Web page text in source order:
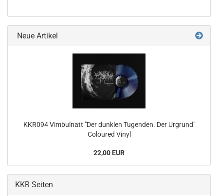
Neue Artikel
KKR094 Vimbulnatt "Der dunklen Tugenden. Der Urgrund"
Coloured Vinyl
22,00 EUR
KKR Seiten